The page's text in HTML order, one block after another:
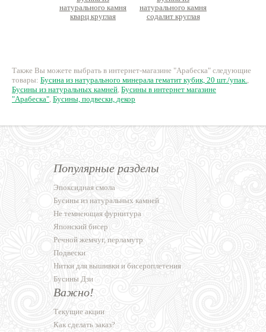
натурального камня
кварц круглая
натурального камня
содалит круглая
Также Вы можете выбрать в интернет-магазине "Арабеска" следующие
товары: Бусина из натурального минерала гематит кубик, 20 шт./упак.,
Бусины из натуральных камней, Бусины в интернет магазине
"Арабеска", Бусины, подвески, декор
Популярные разделы
Эпоксидная смола
Бусины из натуральных камней
Не темнеющая фурнитура
Японский бисер
Речной жемчуг, перламутр
Подвески
Нитки для вышивки и бисероплетения
Бусины Дзи
Важно!
Текущие акции
Как сделать заказ?